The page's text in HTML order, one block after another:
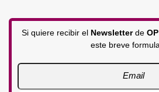
Si quiere recibir el Newsletterde
este breve